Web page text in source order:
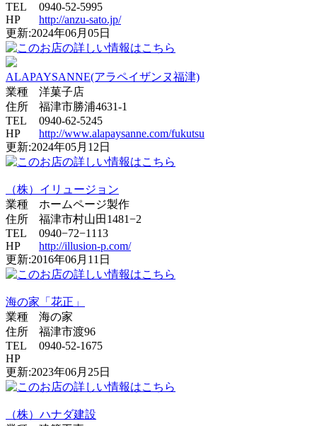
TEL
0940-52-5995
HP
http://anzu-sato.jp/
更新:2024年06月05日
ALAPAYSANNE(アラペイザンヌ福津)
業種
洋菓子店
住所
福津市勝浦4631-1
TEL
0940-62-5245
HP
http://www.alapaysanne.com/fukutsu
更新:2024年05月12日
（株）イリュージョン
業種
ホームページ製作
住所
福津市村山田1481−2
TEL
0940−72−1113
HP
http://illusion-p.com/
更新:2016年06月11日
海の家「花正」
業種
海の家
住所
福津市渡96
TEL
0940-52-1675
HP
更新:2023年06月25日
（株）ハナダ建設